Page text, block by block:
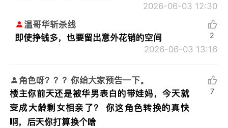
2026-06-03 12:30
温哥华斩杀线
即使挣钱多，也要留出意外花销的空间
2026-06-03 13:16
2
角色呀？？？你给大家预告一下。
楼主你前天还是被华男表白的带娃妈，今天就
变成大龄剩女相亲了？ 你这角色转换的真快
啊，后天你打算换个啥
7